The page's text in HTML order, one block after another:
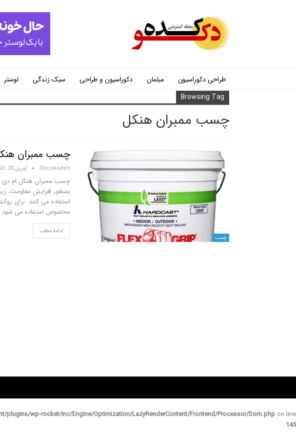
طراحی دکوراسیون مبلمان دکوراسیون و طراحی سبک زندگی لوستر
Browsing Tag
چسب ممبران هنکل
چسب
چسب ممبران
Decokadeh آوریل 20, 2020
چسب ممبران هنکل ام دی
بمنظور افزایش مقاومت،
استفاده می کنند. برای
مخصوص استفاده می شود
ادامه مطلب
wp-rocket/inc/Engine/Optimization/LazyRenderContent/Frontend/Processor/Dom.php on line
145